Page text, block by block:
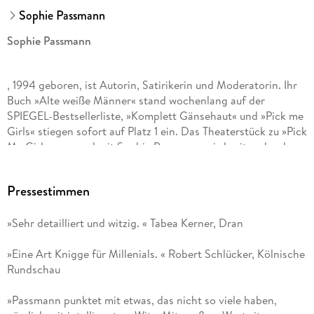
Sophie Passmann
Sophie Passmann
, 1994 geboren, ist Autorin, Satirikerin und Moderatorin. Ihr
Buch »Alte weiße Männer« stand wochenlang auf der
SPIEGEL-Bestsellerliste, »Komplett Gänsehaut« und »Pick me
Girls« stiegen sofort auf Platz 1 ein. Das Theaterstück zu »Pick
Me Girls« von und mit Sophie Passmann wird seit mehr als
Passmann Podcast« ist ein riesiger Erfolg und erreicht seit
Hörer:innenschaft über Streamingplattformen und YouTube.
Pressestimmen
»Sehr detailliert und witzig. « Tabea Kerner, Dran
»Eine Art Knigge für Millenials. « Robert Schlücker, Kölnische
Rundschau
»Passmann punktet mit etwas, das nicht so viele haben,